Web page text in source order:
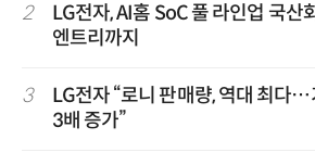
2
LG전자, AI홈 SoC 풀 라인업 국
엔트리까지
3
LG전자 “로니 판매량, 역대 최다…
3배 증가”